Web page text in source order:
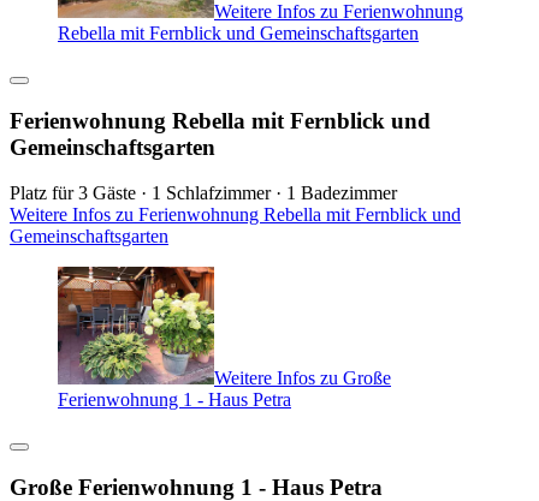
Weitere Infos zu Ferienwohnung
Rebella mit Fernblick und Gemeinschaftsgarten
Ferienwohnung Rebella mit Fernblick und
Gemeinschaftsgarten
Platz für 3 Gäste · 1 Schlafzimmer · 1 Badezimmer
Weitere Infos zu Ferienwohnung Rebella mit Fernblick und
Gemeinschaftsgarten
Weitere Infos zu Große
Ferienwohnung 1 - Haus Petra
Große Ferienwohnung 1 - Haus Petra